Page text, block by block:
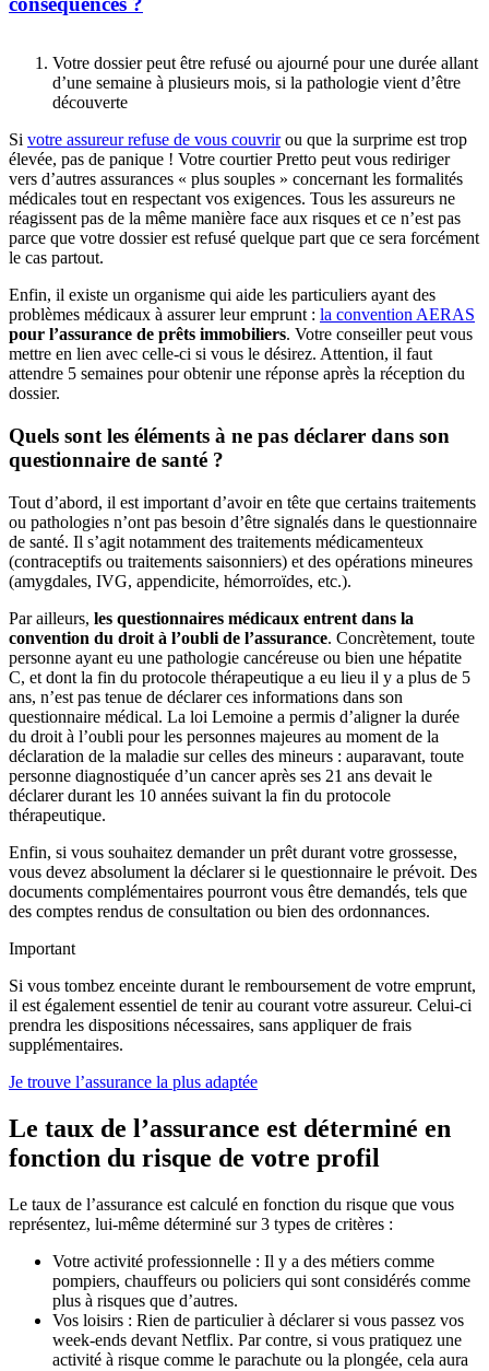
Votre dossier peut être refusé ou ajourné pour une durée allant
d’une semaine à plusieurs mois, si la pathologie vient d’être
découverte
Si votre assureur refuse de vous couvrirou que la surprime est trop
élevée, pas de panique ! Votre courtier Pretto peut vous rediriger
vers d’autres assurances « plus souples » concernant les formalités
médicales tout en respectant vos exigences. Tous les assureurs ne
réagissent pas de la même manière face aux risques et ce n’est pas
parce que votre dossier est refusé quelque part que ce sera forcément
le cas partout.
Enfin, il existe un organisme qui aide les particuliers ayant des
problèmes médicaux à assurer leur emprunt : la convention AERAS
pour l’assurance de prêts immobiliers. Votre conseiller peut vous
mettre en lien avec celle-ci si vous le désirez. Attention, il faut
attendre 5 semaines pour obtenir une réponse après la réception du
dossier.
Quels sont les éléments à ne pas déclarer dans son
questionnaire de santé ?
Tout d’abord, il est important d’avoir en tête que certains traitements
ou pathologies n’ont pas besoin d’être signalés dans le questionnaire
de santé. Il s’agit notamment des traitements médicamenteux
(contraceptifs ou traitements saisonniers) et des opérations mineures
(amygdales, IVG, appendicite, hémorroïdes, etc.).
Par ailleurs, les questionnaires médicaux entrent dans la
convention du droit à l’oubli de l’assurance. Concrètement, toute
personne ayant eu une pathologie cancéreuse ou bien une hépatite
C, et dont la fin du protocole thérapeutique a eu lieu il y a plus de 5
ans, n’est pas tenue de déclarer ces informations dans son
questionnaire médical. La loi Lemoine a permis d’aligner la durée
du droit à l’oubli pour les personnes majeures au moment de la
déclaration de la maladie sur celles des mineurs : auparavant, toute
personne diagnostiquée d’un cancer après ses 21 ans devait le
déclarer durant les 10 années suivant la fin du protocole
thérapeutique.
Enfin, si vous souhaitez demander un prêt durant votre grossesse,
vous devez absolument la déclarer si le questionnaire le prévoit. Des
documents complémentaires pourront vous être demandés, tels que
des comptes rendus de consultation ou bien des ordonnances.
Important
Si vous tombez enceinte durant le remboursement de votre emprunt,
il est également essentiel de tenir au courant votre assureur. Celui-ci
prendra les dispositions nécessaires, sans appliquer de frais
supplémentaires.
Je trouve l’assurance la plus adaptée
Le taux de l’assurance est déterminé en
fonction du risque de votre profil
Le taux de l’assurance est calculé en fonction du risque que vous
représentez, lui-même déterminé sur 3 types de critères :
Votre activité professionnelle : Il y a des métiers comme
pompiers, chauffeurs ou policiers qui sont considérés comme
plus à risques que d’autres.
Vos loisirs : Rien de particulier à déclarer si vous passez vos
week-ends devant Netflix. Par contre, si vous pratiquez une
activité à risque comme le parachute ou la plongée, cela aura